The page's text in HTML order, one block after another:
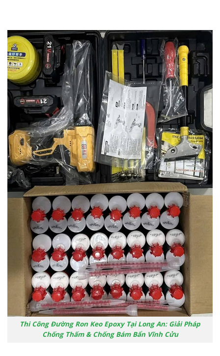
Thi Công Đường Ron Keo Epoxy Tại Long An: Giải Pháp
Chống Thấm & Chống Bám Bẩn Vĩnh Cửu